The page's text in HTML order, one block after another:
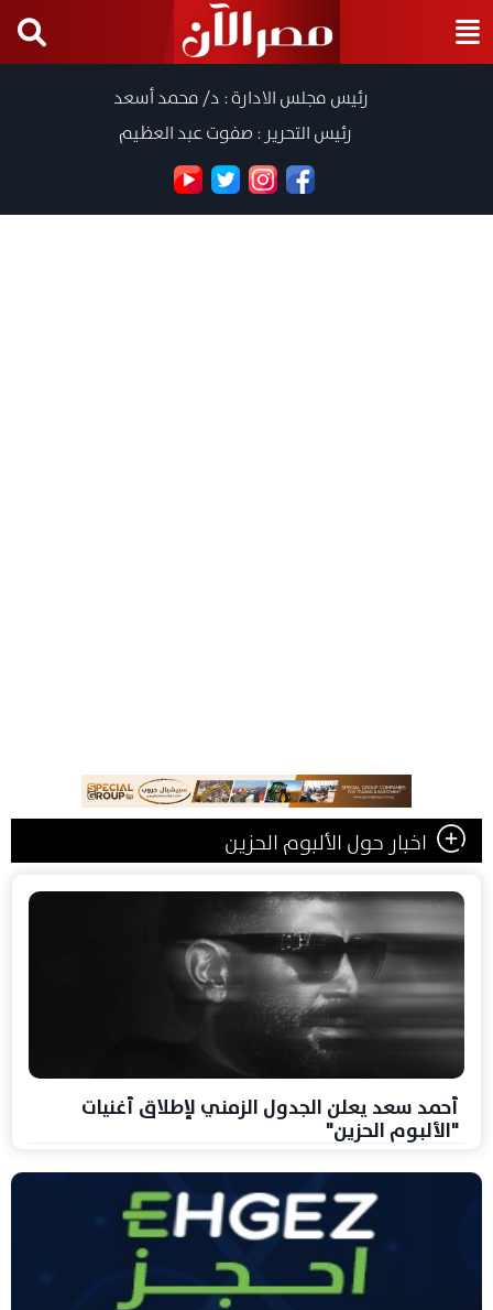
رئيس مجلس الادارة : د/ محمد أسعد
رئيس التحرير : صفوت عبد العظيم
اخبار حول الألبوم الحزين
أحمد سعد يعلن الجدول الزمني لإطلاق أغنيات
"الألبوم الحزين"